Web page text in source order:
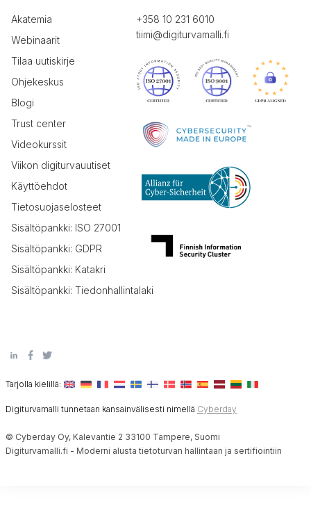
Akatemia
Webinaarit
Tilaa uutiskirje
Ohjekeskus
Blogi
Trust center
Videokurssit
Viikon digiturvauutiset
Käyttöehdot
Tietosuojaselosteet
Sisältöpankki: ISO 27001
Sisältöpankki: GDPR
Sisältöpankki: Katakri
Sisältöpankki: Tiedonhallintalaki
+358 10 231 6010
tiimi@digiturvamalli.fi
Tarjolla kielillä:
Digiturvamalli tunnetaan kansainvälisesti nimellä Cyberday
© Cyberday Oy, Kalevantie 2 33100 Tampere, Suomi
Digiturvamalli.fi - Moderni alusta tietoturvan hallintaan ja sertifiointiin